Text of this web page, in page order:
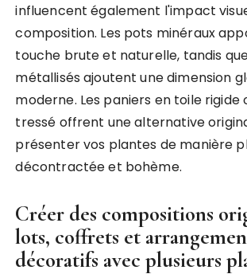
influencent également l'impact
composition. Les pots minéraux
touche brute et naturelle, tandis
métallisés ajoutent une dimension
moderne. Les paniers en toile rigide
tressé offrent une alternative
présenter vos plantes de manière
décontractée et bohème.
Créer des compositions
lots, coffrets et
décoratifs avec plusieurs